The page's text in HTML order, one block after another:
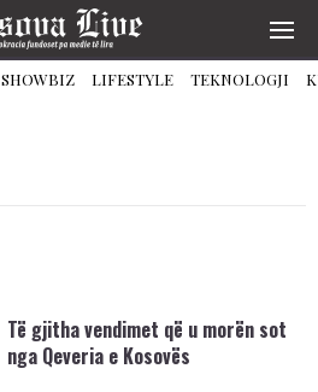
SHOWBIZ LIFESTYLE TEKNOLOGJI
Të gjitha vendimet që u morën sot
nga Qeveria e Kosovës